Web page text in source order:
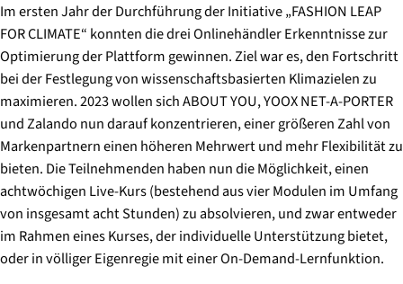
Im ersten Jahr der Durchführung der Initiative „FASHION LEAP
FOR CLIMATE“ konnten die drei Onlinehändler Erkenntnisse zur
Optimierung der Plattform gewinnen. Ziel war es, den Fortschritt
bei der Festlegung von wissenschaftsbasierten Klimazielen zu
maximieren. 2023 wollen sich ABOUT YOU, YOOX NET-A-PORTER
und Zalando nun darauf konzentrieren, einer größeren Zahl von
Markenpartnern einen höheren Mehrwert und mehr Flexibilität zu
bieten. Die Teilnehmenden haben nun die Möglichkeit, einen
achtwöchigen Live-Kurs (bestehend aus vier Modulen im Umfang
von insgesamt acht Stunden) zu absolvieren, und zwar entweder
im Rahmen eines Kurses, der individuelle Unterstützung bietet,
oder in völliger Eigenregie mit einer On-Demand-Lernfunktion.